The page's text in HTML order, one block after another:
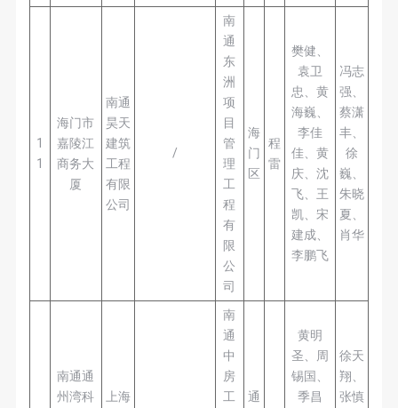
1
1
海门市
嘉陵江
商务大
厦
南通
昊天
建筑
工程
有限
公司
/
南
通
东
洲
项
目
管
理
工
程
有
限
公
司
海
门
区
程
雷
樊健、
袁卫
忠、黄
海巍、
李佳
佳、黄
庆、沈
飞、王
凯、宋
建成、
李鹏飞
冯志
强、
蔡潇
丰、
徐
巍、
朱晓
夏、
肖华
南通通
州湾科
上海
南
通
中
房
工
通
黄明
圣、周
锡国、
季昌
徐天
翔、
张慎